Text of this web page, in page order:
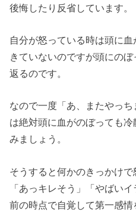
後悔したり反省しています。
自分が怒っている時は頭に
きていないのですが頭にの
返るのです。
なので一度「あ、またやっ
は絶対頭に血がのぼっても
みましょう。
そうすると何かのきっかけ
「あっキレそう」「やばい
前の時点で自覚して第一感